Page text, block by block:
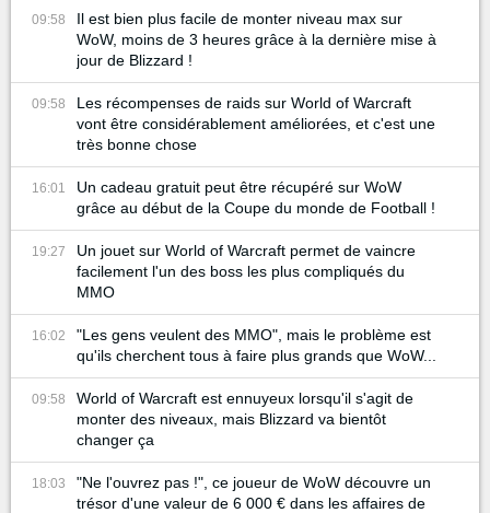
09:58
Il est bien plus facile de monter niveau max sur
WoW, moins de 3 heures grâce à la dernière mise à
jour de Blizzard !
09:58
Les récompenses de raids sur World of Warcraft
vont être considérablement améliorées, et c'est une
très bonne chose
16:01
Un cadeau gratuit peut être récupéré sur WoW
grâce au début de la Coupe du monde de Football !
19:27
Un jouet sur World of Warcraft permet de vaincre
facilement l'un des boss les plus compliqués du
MMO
16:02
"Les gens veulent des MMO", mais le problème est
qu'ils cherchent tous à faire plus grands que WoW...
09:58
World of Warcraft est ennuyeux lorsqu'il s'agit de
monter des niveaux, mais Blizzard va bientôt
changer ça
18:03
"Ne l'ouvrez pas !", ce joueur de WoW découvre un
trésor d'une valeur de 6 000 € dans les affaires de